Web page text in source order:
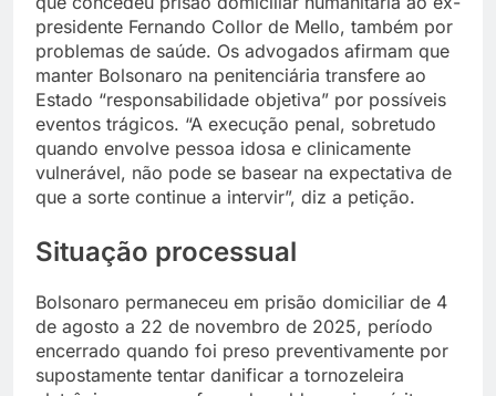
presidente Fernando Collor de Mello, também por
problemas de saúde. Os advogados afirmam que
manter Bolsonaro na penitenciária transfere ao
Estado “responsabilidade objetiva” por possíveis
eventos trágicos. “A execução penal, sobretudo
quando envolve pessoa idosa e clinicamente
vulnerável, não pode se basear na expectativa de
que a sorte continue a intervir”, diz a petição.
Situação processual
Bolsonaro permaneceu em prisão domiciliar de 4
de agosto a 22 de novembro de 2025, período
encerrado quando foi preso preventivamente por
supostamente tentar danificar a tornozeleira